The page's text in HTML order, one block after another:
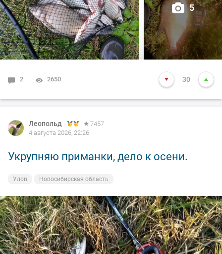
5
2 2650 30
Леопольд
7457
4 августа 2026, 22:26
Укрупняю приманки, дело к осени.
Улов Новосибирская область